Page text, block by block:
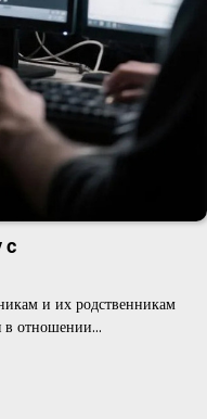
с
и их родственникам
в отношении…